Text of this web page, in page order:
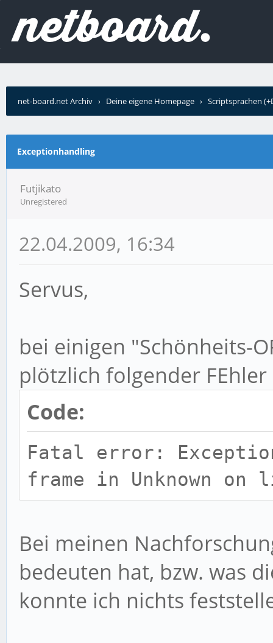
net-board.net Archiv › Deine eigene Homepage › Scriptsprachen
Exceptionhandling
Futjikato
Unregistered
22.04.2009, 16:34
Servus,
bei einigen "Schönheits-
plötzlich folgender
Code:
Fatal error:
frame in Unknown on
Bei meinen
bedeuten hat, bzw. was
konnte ich nichts